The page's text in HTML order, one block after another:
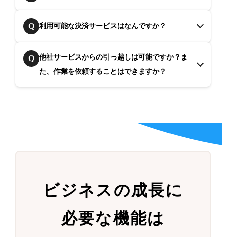
Q 利用可能な決済サービスはなんですか？
Q
他社サービスからの引っ越しは可能ですか？ま
た、作業を依頼することはできますか？
ビジネスの成長に
必要な機能は